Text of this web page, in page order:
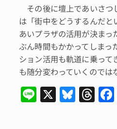
その後に壇上であいさつ
は「街中をどうするんだ
あいプラザの活用が決まっ
ぶん時間もかかってしまっ
ション活用も軌道に乗って
も随分変わっていくのでは
Li
n
X Bl
u
T
hr